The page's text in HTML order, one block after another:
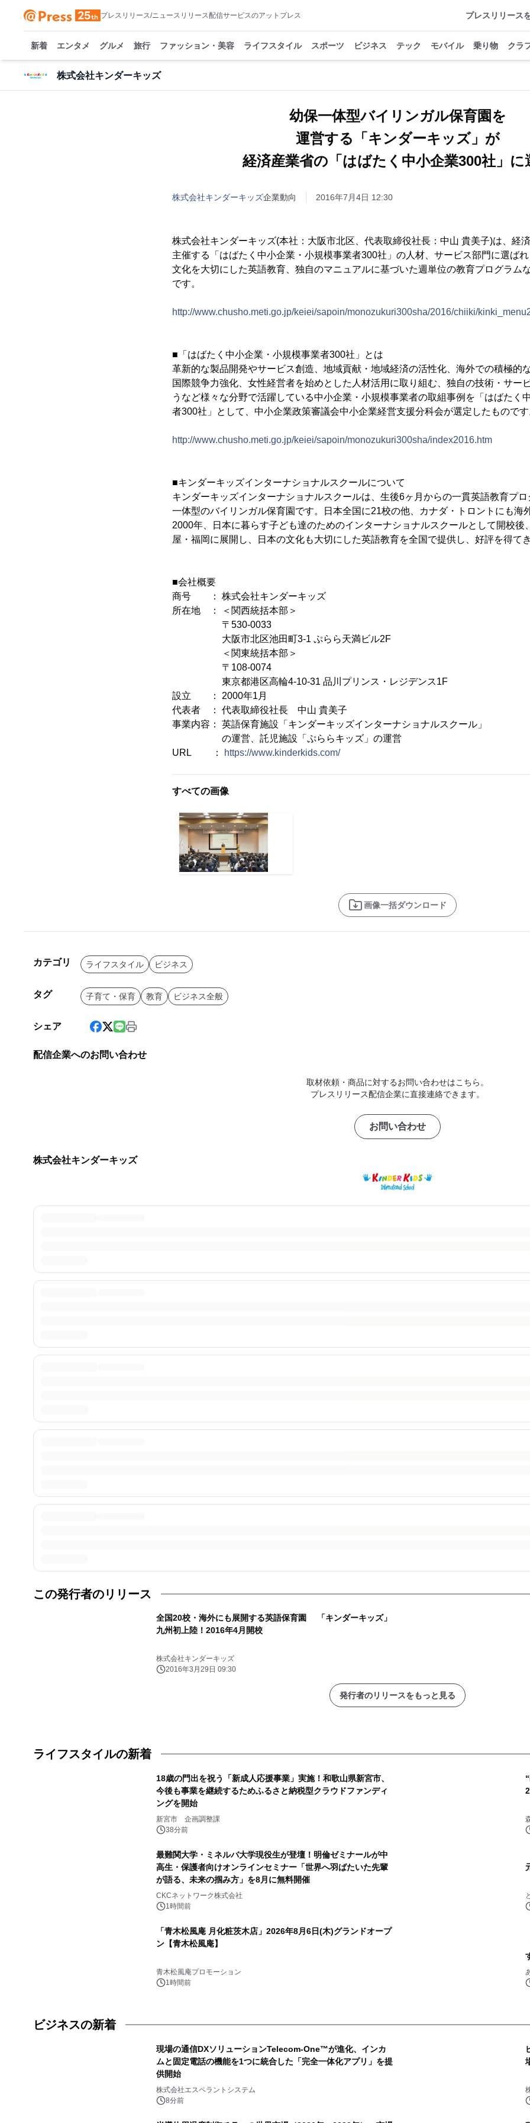
プレスリリース/ニュースリリース配信サービスのアットプレス プレスリリース
新着 エンタメ グルメ 旅行 ファッション・美容 ライフスタイル スポーツ ビジネス テック モバイル 乗り物 クラ
株式会社キンダーキッズ
幼保一体型バイリンガル保育園を
運営する「キンダーキッズ」が
経済産業省の「はばたく中小企業300社」に
株式会社キンダーキッズ企業動向 2016年7月4日 12:30
株式会社キンダーキッズ(本社：大阪市北区、代表取締役社長：中山 貴美子)は、経
主催する「はばたく中小企業・小規模事業者300社」の人材、サービス部門に選ば
文化を大切にした英語教育、独自のマニュアルに基づいた週単位の教育プログラム
です。
http://www.chusho.meti.go.jp/keiei/sapoin/monozukuri300sha/2016/chiiki/
■「はばたく中小企業・小規模事業者300社」とは
革新的な製品開発やサービス創造、地域貢献・地域経済の活性化、海外での積極的
国際競争力強化、女性経営者を始めとした人材活用に取り組む、独自の技術・サー
うなど様々な分野で活躍している中小企業・小規模事業者の取組事例を「はばたく
者300社」として、中小企業政策審議会中小企業経営支援分科会が選定したものです
http://www.chusho.meti.go.jp/keiei/sapoin/monozukuri300sha/index2016.htm
■キンダーキッズインターナショナルスクールについて
キンダーキッズインターナショナルスクールは、生後6ヶ月からの一貫英語教育プ
一体型のバイリンガル保育園です。日本全国に21校の他、カナダ・トロントにも海
2000年、日本に暮らす子ども達のためのインターナショナルスクールとして開校後
屋・福岡に展開し、日本の文化も大切にした英語教育を全国で提供し、好評を得てき
■会社概要
商号 ： 株式会社キンダーキッズ
所在地 ： ＜関西統括本部＞
〒530-0033
大阪市北区池田町3-1 ぷらら天満ビル2F
＜関東統括本部＞
〒108-0074
東京都港区高輪4-10-31 品川プリンス・レジデンス1F
設立 ： 2000年1月
代表者 ： 代表取締役社長 中山 貴美子
事業内容： 英語保育施設「キンダーキッズインターナショナルスクール」
の運営、託児施設「ぷららキッズ」の運営
URL ：
https://www.kinderkids.com/
すべての画像
画像一括ダウンロード
カテゴリ ライフスタイル ビジネス
タグ 子育て・保育 教育 ビジネス全般
シェア
配信企業へのお問い合わせ
取材依頼・商品に対するお問い合わせはこちら。
プレスリリース配信企業に直接連絡できます。
お問い合わせ
株式会社キンダーキッズ
この発行者のリリース
全国20校・海外にも展開する英語保育園 「キンダーキッズ」
九州初上陸！2016年4月開校
株式会社キンダーキッズ
2016年3月29日 09:30
発行者のリリースをもっと見る
ライフスタイルの新着
18歳の門出を祝う「新成人応援事業」実施！和歌山県新宮市、
今後も事業を継続するためふるさと納税型クラウドファンディ
ングを開始
新宮市 企画調整課
38分前
最難関大学・ミネルバ大学現役生が登壇！明倫ゼミナールが中
高生・保護者向けオンラインセミナー「世界へ羽ばたいた先輩
が語る、未来の掴み方」を8月に無料開催
CKCネットワーク株式会社
1時間前
「青木松風庵 月化粧茨木店」2026年8月6日(木)グランドオープ
ン【青木松風庵】
青木松風庵プロモーション
1時間前
ビジネスの新着
現場の通信DXソリューションTelecom-One™が進化、インカ
ムと固定電話の機能を1つに統合した「完全一体化アプリ」を提
供開始
株式会社エスペラントシステム
8分前